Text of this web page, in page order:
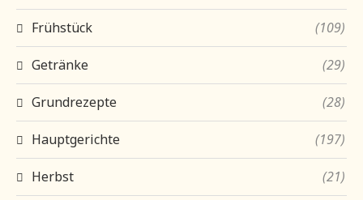
Frühstück (109)
Getränke (29)
Grundrezepte (28)
Hauptgerichte (197)
Herbst (21)